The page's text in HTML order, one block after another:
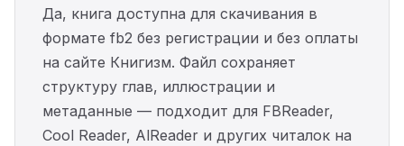
Да, книга доступна для скачивания в
формате fb2 без регистрации и без оплаты
на сайте Книгизм. Файл сохраняет
структуру глав, иллюстрации и
метаданные — подходит для FBReader,
Cool Reader, AlReader и других читалок на